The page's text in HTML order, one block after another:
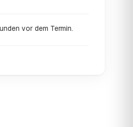
vor dem Termin.